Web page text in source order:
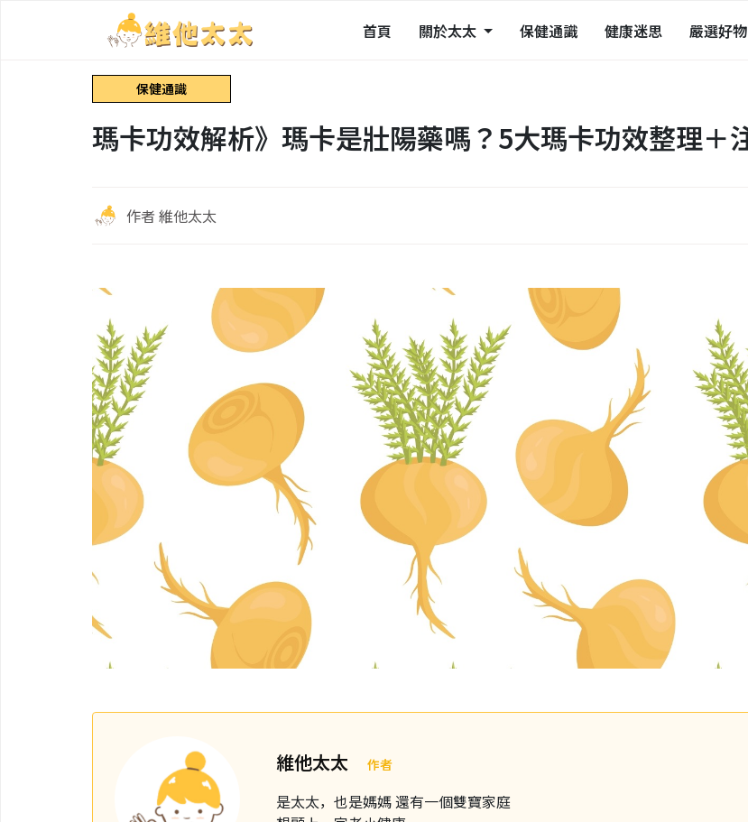
首頁 關於太太 保健通識 健康迷思 嚴選好物
保健通識
瑪卡功效解析》瑪卡是壯陽藥嗎？5大瑪卡功效整理＋
作者 維他太太
維他太太 作者
是太太，也是媽媽 還有一個雙寶家庭